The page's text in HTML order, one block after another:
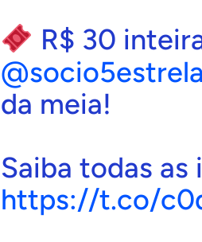
R$ 30
da meia!
Saiba todas
https://t.co/